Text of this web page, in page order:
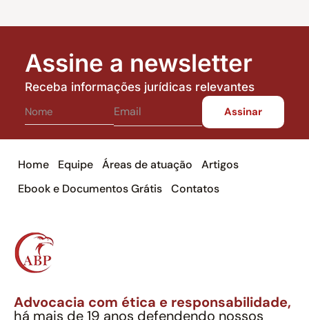
Assine a newsletter
Receba informações jurídicas relevantes
Home Equipe Áreas de atuação
Artigos
Ebook e Documentos Grátis
Contatos
Advocacia com ética e responsabilidade,
há mais de 19 anos defendendo nossos